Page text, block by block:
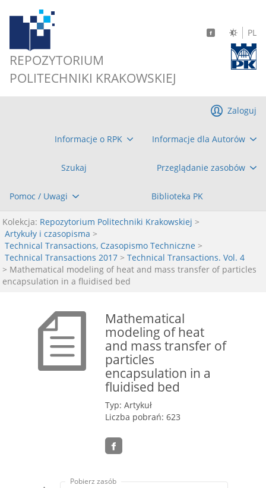
REPOZYTORIUM
POLITECHNIKI KRAKOWSKIEJ
PL
Informacje o RPK Informacje dla Autorów
Szukaj Przeglądanie zasobów
Pomoc / Uwagi Biblioteka PK
Zaloguj
Kolekcja: Repozytorium Politechniki Krakowskiej >
Artykuły i czasopisma >
Technical Transactions, Czasopismo Techniczne >
Technical Transactions 2017 > Technical Transactions. Vol. 4
> Mathematical modeling of heat and mass transfer of particles
encapsulation in a fluidised bed
Mathematical
modeling of heat
and mass transfer of
particles
encapsulation in a
fluidised bed
Typ: Artykuł
Liczba pobrań: 623
Pobierz zasób